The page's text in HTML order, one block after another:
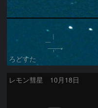
ろどすた
レモン彗星 10月18日